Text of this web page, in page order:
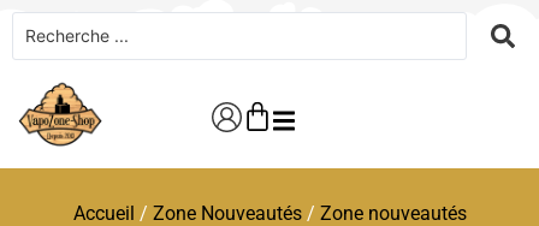
Accueil / Zone Nouveautés/ Zone nouveautés